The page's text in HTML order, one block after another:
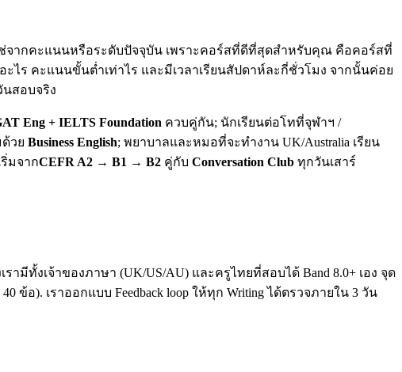
จากคะแนนหรือระดับปัจจุบัน เพราะคอร์สที่ดีที่สุดสำหรับคุณ คือคอร์สที่
ร คะแนนขั้นต่ำเท่าไร และมีเวลาเรียนสัปดาห์ละกี่ชั่วโมง จากนั้นค่อย
นสอบจริง
Eng + IELTS Foundation ควบคู่กัน; นักเรียนต่อโทที่จุฬาฯ /
วย Business English; พยาบาลและหมอที่จะทำงาน UK/Australia เรียน
มจากCEFR A2 → B1 → B2 คู่กับ Conversation Club ทุกวันเสาร์
ามีทั้งเจ้าของภาษา (UK/US/AU) และครูไทยที่สอบได้ Band 8.0+ เอง จุด
ข้อ). เราออกแบบ Feedback loop ให้ทุก Writing ได้ตรวจภายใน 3 วัน